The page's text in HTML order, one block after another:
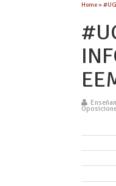
Home»